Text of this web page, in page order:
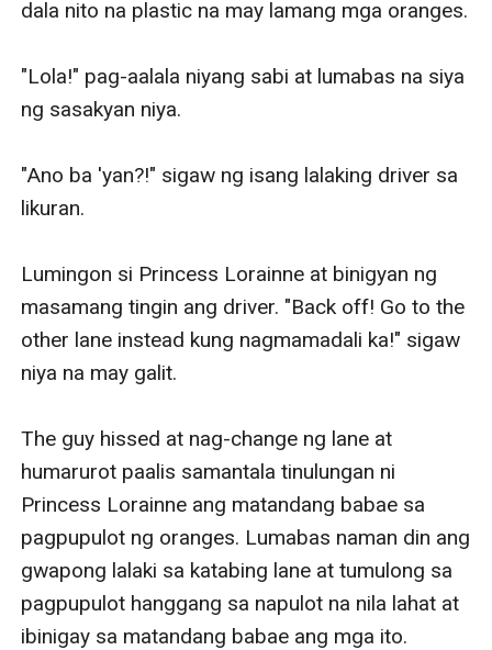
dala nito na plastic na may lamang mga oranges.
"Lola!" pag-aalala niyang sabi at lumabas na siya
ng sasakyan niya.
"Ano ba 'yan?!" sigaw ng isang lalaking driver sa
likuran.
Lumingon si Princess Lorainne at binigyan ng
masamang tingin ang driver. "Back off! Go to the
other lane instead kung nagmamadali ka!" sigaw
niya na may galit.
The guy hissed at nag-change ng lane at
humarurot paalis samantala tinulungan ni
Princess Lorainne ang matandang babae sa
pagpupulot ng oranges. Lumabas naman din ang
gwapong lalaki sa katabing lane at tumulong sa
pagpupulot hanggang sa napulot na nila lahat at
ibinigay sa matandang babae ang mga ito.